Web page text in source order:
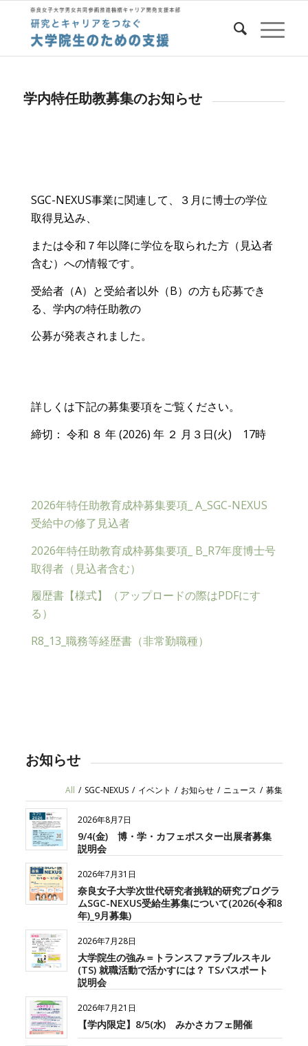
学内特任助教募集のお知らせ
SGC-NEXUS事業に関連して、３月に博士の学位
取得見込み、
または令和７年以降に学位を取られた方（見込者
含む）への情報です。
受給者（A）と受給者以外（B）の方も応募でき
る、学内の特任助教の
公募が発表されました。
詳しくは下記の募集要項をご覧ください。
締切： 令和 ８ 年 (2026) 年 ２ 月３日(火) 17時
2026年特任助教育成枠募集要項_ A_SGC-NEXUS
受給中の修了見込者
2026年特任助教育成枠募集要項_ B_R7年度博士号
取得者（見込者含む）
履歴書【様式】（アップロードの際はPDFにす
る）
R8_13_職務等経歴書（非常勤職種）
お知らせ
All / SGC-NEXUS / イベント / お知らせ / ニュース / 募集
2026年8月7日
9/4(金) 博・学・カフェポスター出展者募集
説明会
2026年7月31日
奈良女子大学次世代研究者挑戦的研究プログラ
ムSGC-NEXUS受給生募集について(2026(令和8
年)_9月募集)
2026年7月28日
大学院生の強み＝トランスファラブルスキル
(TS) 就職活動で活かすには？ TSパスポート
説明会
2026年7月21日
【学内限定】8/5(水) みかさカフェ開催